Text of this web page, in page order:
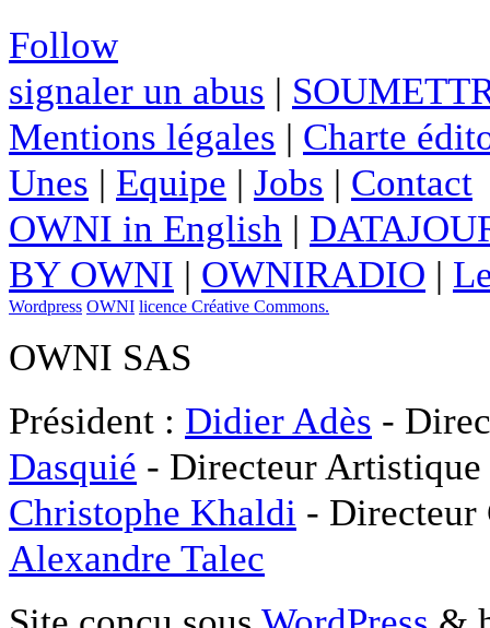
Follow
signaler un abus |
Mentions légales | Charte
Unes | Equipe | Jobs | Contact
OWNI in English |
BY OWNI | OWNIRADIO |
Wordpress OWNI licence Créative Commons.
OWNI SAS
Président : Didier Adès -
Dasquié - Directeur
Christophe Khaldi -
Alexandre Talec